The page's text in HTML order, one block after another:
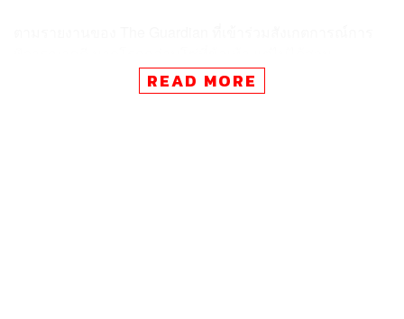
กุญแจมือ โดยเมื่อเขามาถึงศาล ผู้นำเวเนซุเอลาตะโกน
ทักทายผู้เข้าร่วมการพิจารณาคดีเป็นภาษาอังกฤษคือ
READ MORE